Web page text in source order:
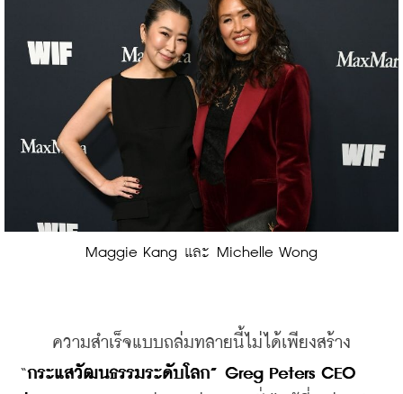
Maggie Kang และ Michelle Wong
ความสำเร็จแบบถล่มทลายนี้ไม่ได้เพียงสร้าง
“กระแสวัฒนธรรมระดับโลก” Greg Peters CEO